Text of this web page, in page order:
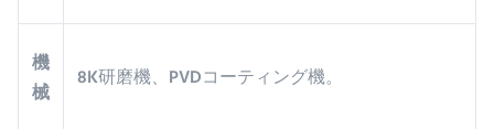
機
械
8K研磨機、PVDコーティング機。